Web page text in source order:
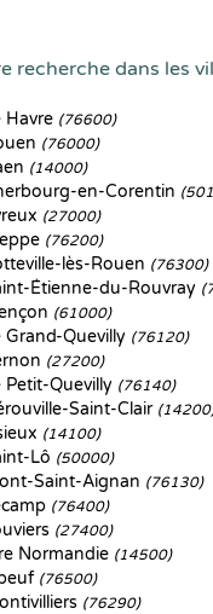
recherche dans les
Havre (76600)
(76000)
(14000)
en-Corentin
(27000)
(76200)
lès-Rouen (76300)
Étienne-du-Rouvray
(61000)
Grand-Quevilly (76120)
(27200)
Petit-Quevilly (76140)
Saint-Clair
(14100)
Lô (50000)
Saint-Aignan (76130)
(76400)
(27400)
Normandie (14500)
(76500)
(76290)